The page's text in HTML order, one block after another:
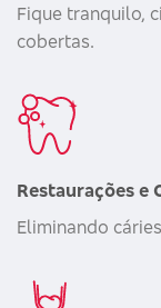
Fique tranquilo,
cobertas.
Restaurações e
Eliminando